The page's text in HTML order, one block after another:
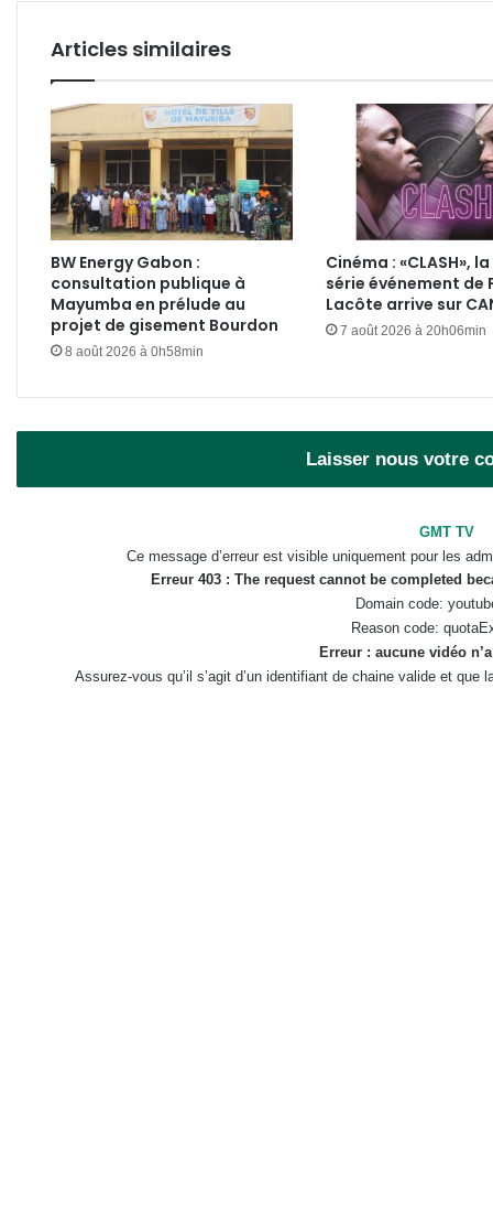
Articles similaires
BW Energy Gabon :
consultation publique à
Mayumba en prélude au
projet de gisement Bourdon
8 août 2026 à 0h58min
Cinéma : «CLASH»,
série événement de
Lacôte arrive sur
7 août 2026 à 20h06min
Laisser nous votre
GMT TV
Ce message d’erreur est visible uniquement pour les
Erreur 403 : The request cannot be completed
Domain code:
Reason code:
Erreur : aucune vidéo
Assurez-vous qu’il s’agit d’un identifiant de chaine valide et